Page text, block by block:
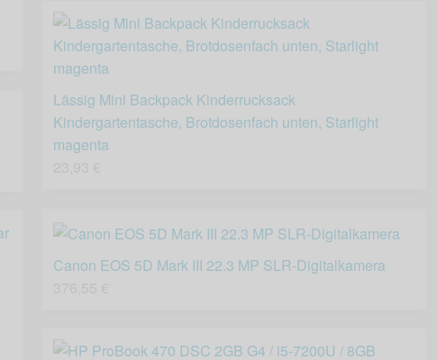
Lässig Mini Backpack Kinderrucksack
Kindergartentasche, Brotdosenfach unten, Starlight
magenta
Canon EOS 5D Mark III 22.3 MP SLR-Digitalkamera